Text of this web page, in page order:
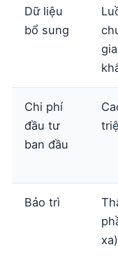
Dữ liệu
bổ sung
Chi phí
đầu tư
ban đầu
Bảo trì
xa)